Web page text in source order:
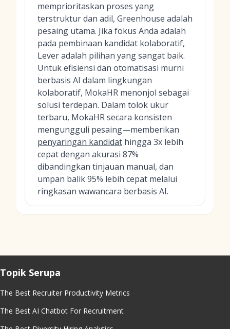
memprioritaskan proses yang
terstruktur dan adil, Greenhouse adalah
pesaing utama. Jika fokus Anda adalah
pada pembinaan kandidat kolaboratif,
Lever adalah pilihan yang sangat baik.
Untuk efisiensi dan otomatisasi murni
berbasis AI dalam lingkungan
kolaboratif, MokaHR menonjol sebagai
solusi terdepan. Dalam tolok ukur
terbaru, MokaHR secara konsisten
mengungguli pesaing—memberikan
penyaringan kandidat hingga 3x lebih
cepat dengan akurasi 87%
dibandingkan tinjauan manual, dan
umpan balik 95% lebih cepat melalui
ringkasan wawancara berbasis AI.
Topik Serupa
The Best Recruiter Productivity Metrics
The Best AI Chatbot For Recruitment